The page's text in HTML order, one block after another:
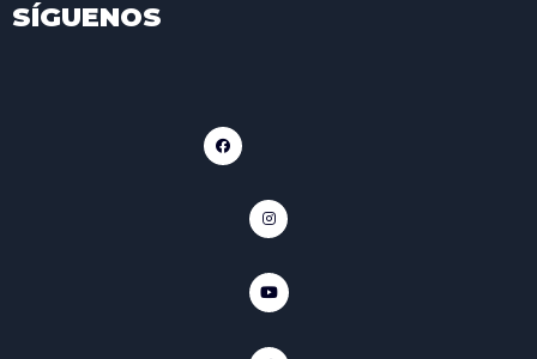
SÍGUENOS